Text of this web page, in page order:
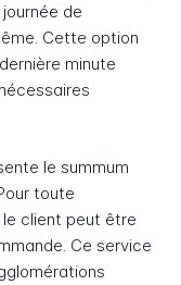
de
Cette option
minute
le summum
toute
client peut être
Ce service